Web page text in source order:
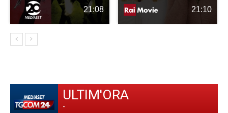
21:08 21:10
ULTIM'ORA
-